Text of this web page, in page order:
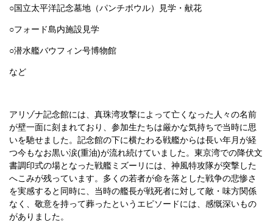
○国立太平洋記念墓地（パンチボウル）見学・献花
○フォード島内施設見学
○潜水艦バウフィン号博物館
など
アリゾナ記念館には、真珠湾攻撃によって亡くなった人々の名前
が壁一面に刻まれており、参加生たちは厳かな気持ちで当時に思
いを馳せました。記念館の下に横たわる戦艦からは長い年月が経
つ今もなお黒い涙(重油)が流れ続けていました。東京湾での降伏文
書調印式の場となった戦艦ミズーリには、神風特攻隊が突撃した
へこみが残っています。多くの若者が命を落とした戦争の悲惨さ
を実感すると同時に、当時の艦長が戦死者に対して敵・味方関係
なく、敬意を持って葬ったというエピソードには、感慨深いもの
がありました。